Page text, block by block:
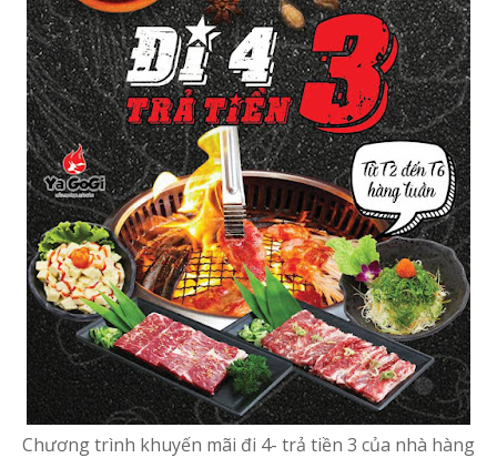
Chương trình khuyến mãi đi 4- trả tiền 3 của nhà hàng